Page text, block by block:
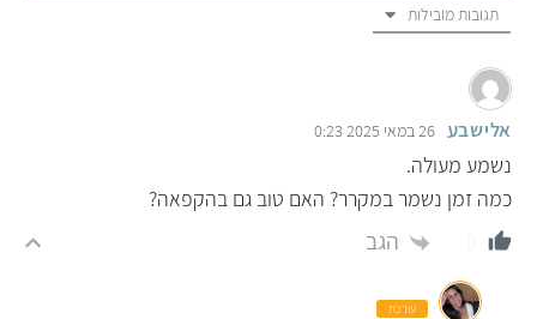
תגובות מובילות
אלישבע 26 במאי 2025 0:23
נשמע מעולה.
כמה זמן נשמר במקרר? האם טוב גם בהקפאה?
הגב
עורכת